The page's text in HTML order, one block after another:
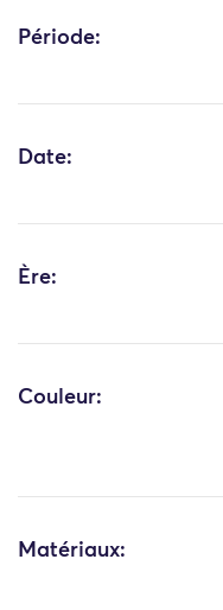
Période:
Date:
Ère:
Couleur:
Matériaux: